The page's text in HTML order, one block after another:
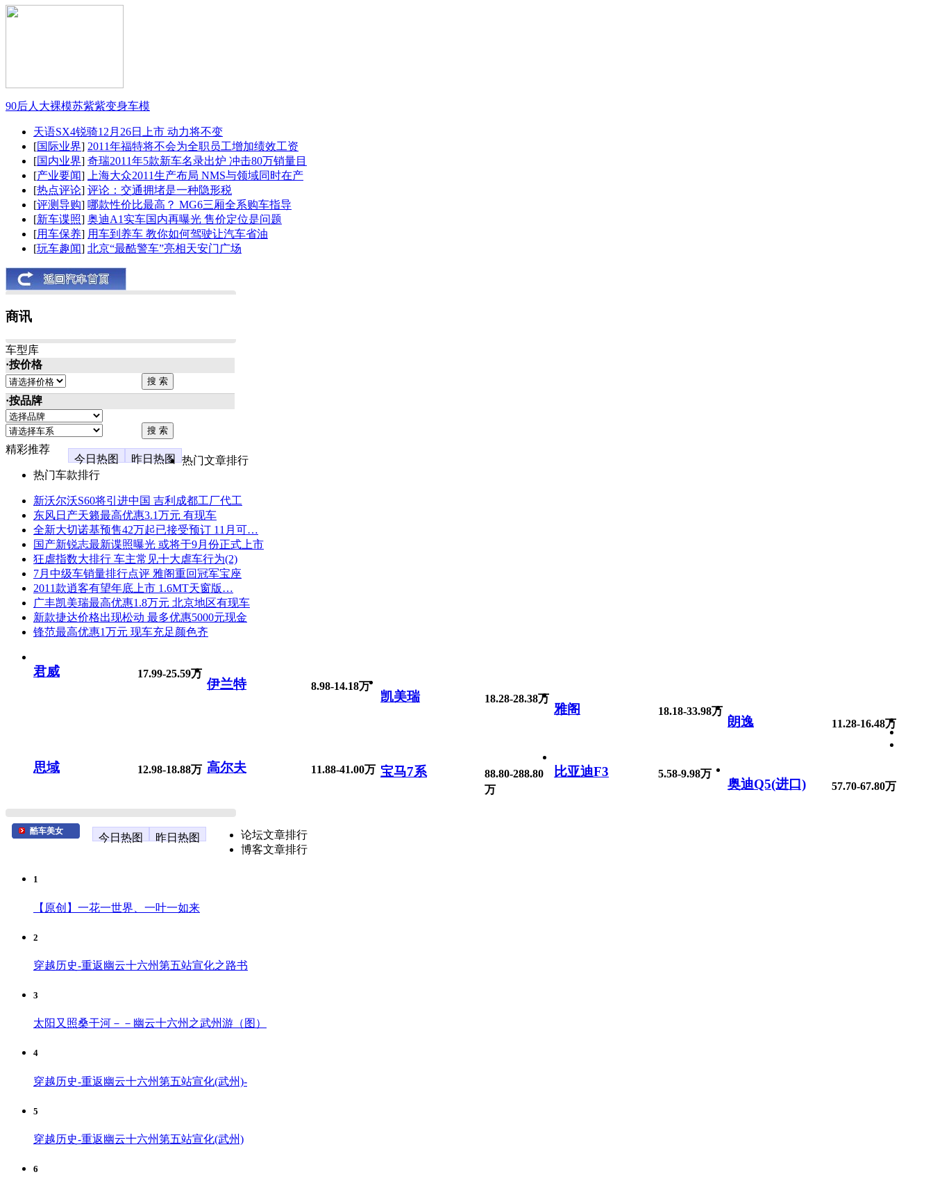
90后人大裸模苏紫紫变身车模
天语SX4锐骑12月26日上市 动力将不变
[国际业界] 2011年福特将不会为全职员工增加绩效工资
[国内业界] 奇瑞2011年5款新车名录出炉 冲击80万销量目
[产业要闻]
上海大众2011生产布局 NMS与领域同时在产
[热点评论] 评论：交通拥堵是一种隐形税
[评测导购] 哪款性价比最高？ MG6三厢全系购车指导
[新车谍照] 奥迪A1实车国内再曝光 售价定位是问题
[用车保养] 用车到养车 教你如何驾驶让汽车省油
[玩车趣闻] 北京“最酷警车”亮相天安门广场
商讯
车型库
·按价格
·按品牌
精彩推荐
今日热图
昨日热图
热门文章排行
热门车款排行
新沃尔沃S60将引进中国 吉利成都工厂代工
东风日产天籁最高优惠3.1万元 有现车
全新大切诺基预售42万起已接受预订 11月可…
国产新锐志最新谍照曝光 或将于9月份正式上市
狂虐指数大排行 车主常见十大虐车行为(2)
7月中级车销量排行点评 雅阁重回冠军宝座
2011款逍客有望年底上市 1.6MT天窗版…
广丰凯美瑞最高优惠1.8万元 北京地区有现车
新款捷达价格出现松动 最多优惠5000元现金
锋范最高优惠1万元 现车充足颜色齐
君威 17.99-25.59万
伊兰特 8.98-14.18万
凯美瑞 18.28-28.38万
雅阁 18.18-33.98万
朗逸 11.28-16.48万
思域 12.98-18.88万 高尔夫 11.88-41.00万 宝马7系
88.80-288.80
万
比亚迪F3 5.58-9.98万
奥迪Q5(进口) 57.70-67.80万
酷车美女
今日热图 昨日热图
论坛文章排行
博客文章排行
1
【原创】一花一世界、一叶一如来
2
穿越历史-重返幽云十六州第五站宣化之路书
3
太阳又照桑干河－－幽云十六州之武州游（图）
4
穿越历史-重返幽云十六州第五站宣化(武州)-
5
穿越历史-重返幽云十六州第五站宣化(武州)
6